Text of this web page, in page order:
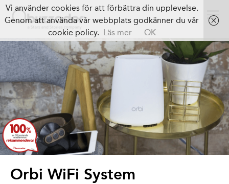
Orbi WiFi System
Vi använder cookies för att förbättra din upplevelse.
Genom att använda vår webbplats godkänner du vår
cookie policy. Läs mer OK